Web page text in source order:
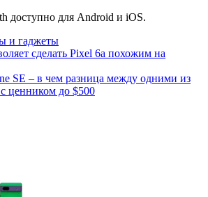
доступно для Android и iOS.
и гаджеты
сделать Pixel 6a похожим на
SE – в чем разница между одними из
ценником до $500